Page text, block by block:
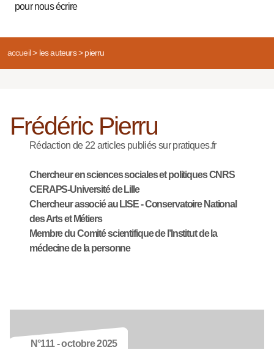
pour nous écrire
accueil> les auteurs> pierru
Frédéric Pierru
Rédaction de 22 articles publiés sur pratiques.fr
Chercheur en sciences sociales et politiques CNRS
CERAPS-Université de Lille
Chercheur associé au LISE - Conservatoire National
des Arts et Métiers
Membre du Comité scientifique de l’Institut de la
médecine de la personne
N°111 - octobre 2025